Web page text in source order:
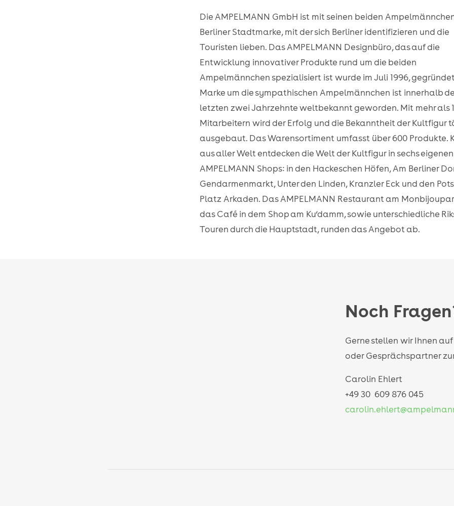
Die AMPELMANN GmbH ist mit seinen beiden
Berliner Stadtmarke, mit der sich Berliner identifizieren und die
Touristen lieben. Das AMPELMANN Designbüro, das auf die
Entwicklung innovativer Produkte rund um die beiden
Ampelmännchen spezialisiert ist wurde im Juli 1996,
Marke um die sympathischen Ampelmännchen ist innerhalb
letzten zwei Jahrzehnte weltbekannt geworden. Mit mehr als
Mitarbeitern wird der Erfolg und die Bekanntheit der Kultfigur
ausgebaut. Das Warensortiment umfasst über 600 Produkte.
aus aller Welt entdecken die Welt der Kultfigur in sechs eigenen
AMPELMANN Shops: in den Hackeschen Höfen, Am Berliner
Gendarmenmarkt, Unter den Linden, Kranzler Eck und den
Platz Arkaden. Das AMPELMANN Restaurant am
das Café in dem Shop am Ku‘damm, sowie unterschiedliche
Touren durch die Hauptstadt, runden das Angebot ab.
Noch
Gerne stellen wir Ihnen
oder Gesprächspartner
Carolin Ehlert
+49 30 609 876 045